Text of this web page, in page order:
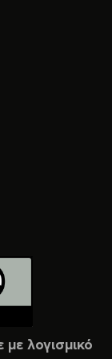
λογισμικό